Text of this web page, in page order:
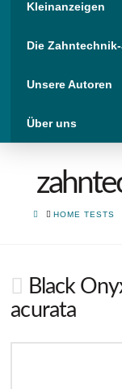
Kleinanzeigen
Die
Unsere Autoren
Über uns
HOMEHOME TESTS
Black
acurata